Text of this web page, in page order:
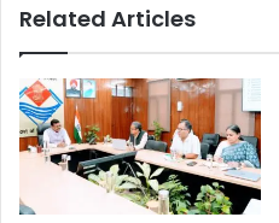
Related Articles